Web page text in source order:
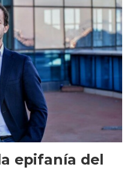
epifanía del